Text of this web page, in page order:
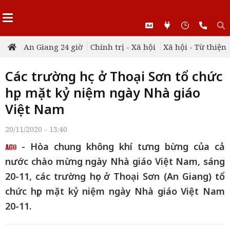
An Giang 24 giờ Chính trị - Xã hội Xã hội - Từ thiện
Các trường học ở Thoại Sơn tổ chức
họp mặt kỷ niệm ngày Nhà giáo
Việt Nam
20/11/2020 - 13:40
- Hòa chung không khí tưng bừng của cả
nước chào mừng ngày Nhà giáo Việt Nam, sáng
20-11, các trường học ở Thoại Sơn (An Giang) tổ
chức họp mặt kỷ niệm ngày Nhà giáo Việt Nam
20-11.